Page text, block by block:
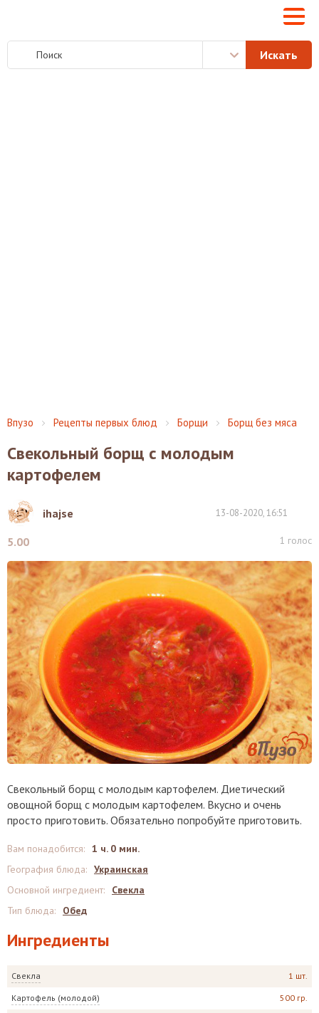
Впузо Рецепты первых блюд Борщи Борщ без мяса
Свекольный борщ с молодым
картофелем
ihajse 13-08-2020, 16:51
5.00 1 голос
Свекольный борщ с молодым картофелем. Диетический
овощной борщ с молодым картофелем. Вкусно и очень
просто приготовить. Обязательно попробуйте приготовить.
Ингредиенты
Свекла 1 шт.
Картофель (молодой) 500 гр.
Вам понадобится: 1 ч. 0 мин.
География блюда: Украинская
Основной ингредиент:
Свекла
Тип блюда: Обед